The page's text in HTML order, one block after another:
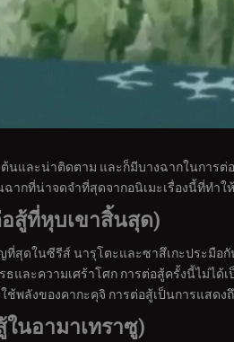
นและน่าติดตาม และก็มีบางฉากในการ
ากที่น่าจดจำที่สุดจากอนิเมะเรื่องนี้ที่ทำใ
อสู้ที่หุบเขาสิ้นสุด)
สุดในซีรีส์ นารุโตะและซาสึเกะประมือ
ธและความเศร้าโศก การต่อสู้ครั้งนี้ไม่
พลังของคากะคุจิ การต่อสู้เป็นการแสดง
นอามาเทราซู)